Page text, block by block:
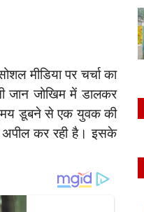
मीडिया पर चर्चा का
जान जोखिम में डालकर
डूबने से एक युवक की
अपील कर रही है। इसके